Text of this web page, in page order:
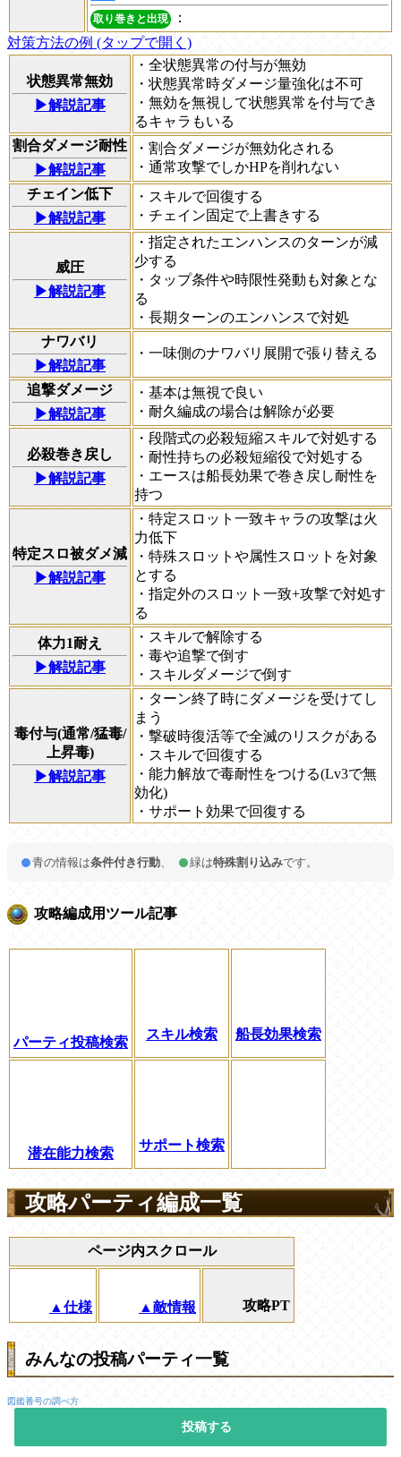
取り巻きと出現
：
対策方法の例 (タップで開く)
状態異常無効
▶解説記事
・全状態異常の付与が無効
・状態異常時ダメージ量強化は不可
・無効を無視して状態異常を付与でき
るキャラもいる
割合ダメージ耐性
▶解説記事
・割合ダメージが無効化される
・通常攻撃でしかHPを削れない
チェイン低下
▶解説記事
・スキルで回復する
・チェイン固定で上書きする
威圧
▶解説記事
・指定されたエンハンスのターンが減
少する
・タップ条件や時限性発動も対象とな
る
・長期ターンのエンハンスで対処
ナワバリ
▶解説記事
・一味側のナワバリ展開で張り替える
追撃ダメージ
▶解説記事
・基本は無視で良い
・耐久編成の場合は解除が必要
必殺巻き戻し
▶解説記事
・段階式の必殺短縮スキルで対処する
・耐性持ちの必殺短縮役で対処する
・エースは船長効果で巻き戻し耐性を
持つ
特定スロ被ダメ減
▶解説記事
・特定スロット一致キャラの攻撃は火
力低下
・特殊スロットや属性スロットを対象
とする
・指定外のスロット一致+攻撃で対処す
る
体力1耐え
▶解説記事
・スキルで解除する
・毒や追撃で倒す
・スキルダメージで倒す
毒付与(通常/猛毒/
上昇毒)
▶解説記事
・ターン終了時にダメージを受けてし
まう
・撃破時復活等で全滅のリスクがある
・スキルで回復する
・能力解放で毒耐性をつける(Lv3で無
効化)
・サポート効果で回復する
青の情報は条件付き行動 緑は特殊割り込みです。
攻略編成用ツール記事
パーティ投稿検索
スキル検索 船長効果検索
潜在能力検索
サポート検索
攻略パーティ編成一覧
ページ内スクロール
▲仕様 ▲敵情報 攻略PT
みんなの投稿パーティ一覧